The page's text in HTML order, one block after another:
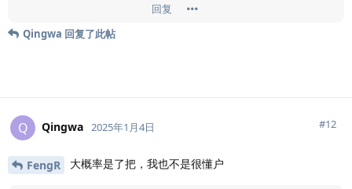
回复
Qingwa 回复了此帖
Q Qingwa 2025年1月4日 #12
FengR 大概率是了把，我也不是很懂户